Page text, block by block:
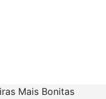
Mais Bonitas